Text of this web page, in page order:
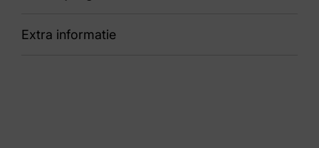
87 2041 Elista Sahara
Extra informatie